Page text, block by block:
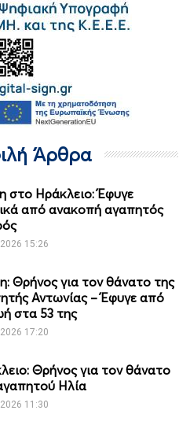
Άρθρα
στο Ηράκλειο: Έφυγε
από ανακοπή αγαπητός
15:26
Θρήνος για τον θάνατο της
Αντωνίας – Έφυγε από
στα 53 της
17:20
Θρήνος για τον θάνατο
Ηλία
11:30